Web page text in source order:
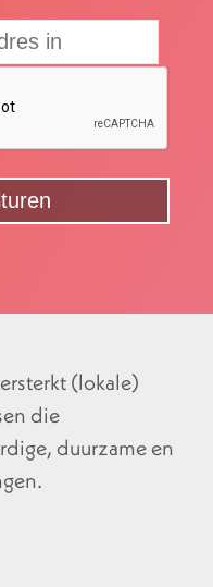
(lokale)
die
duurzame en